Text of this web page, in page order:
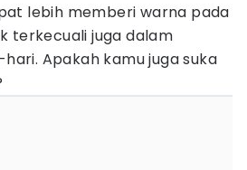
lebih memberi warna pada
terkecuali juga dalam
Apakah kamu juga suka